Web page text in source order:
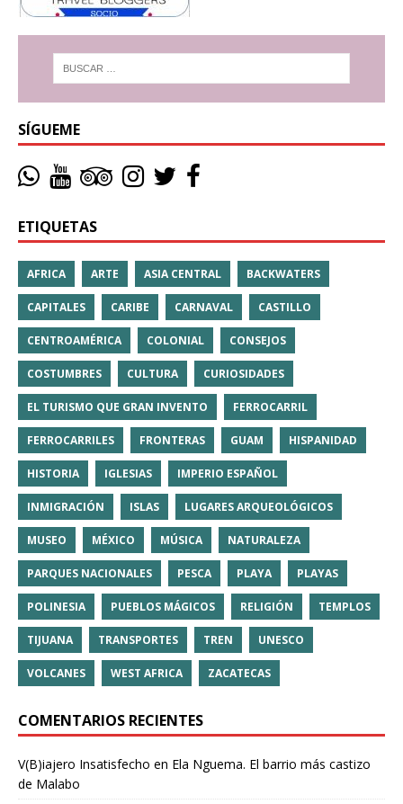
SÍGUEME
ETIQUETAS
AFRICA ARTE ASIA CENTRAL BACKWATERS
CAPITALES CARIBE CARNAVAL CASTILLO
CENTROAMÉRICA COLONIAL CONSEJOS
COSTUMBRES CULTURA CURIOSIDADES
EL TURISMO QUE GRAN INVENTO FERROCARRIL
FERROCARRILES FRONTERAS GUAM HISPANIDAD
HISTORIA IGLESIAS IMPERIO ESPAÑOL
INMIGRACIÓN ISLAS LUGARES ARQUEOLÓGICOS
MUSEO MÉXICO MÚSICA NATURALEZA
PARQUES NACIONALES PESCA PLAYA PLAYAS
POLINESIA PUEBLOS MÁGICOS RELIGIÓN TEMPLOS
TIJUANA TRANSPORTES TREN UNESCO
VOLCANES WEST AFRICA ZACATECAS
COMENTARIOS RECIENTES
V(B)iajero Insatisfecho en Ela Nguema. El barrio más castizo
de Malabo